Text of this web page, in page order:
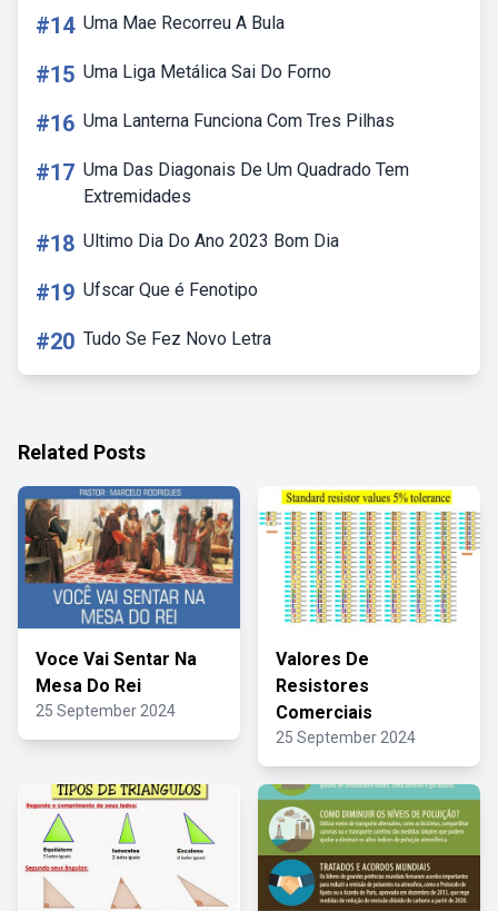
#14 Uma Mae Recorreu A Bula
#15 Uma Liga Metálica Sai Do Forno
#16 Uma Lanterna Funciona Com Tres Pilhas
#17 Uma Das Diagonais De Um Quadrado Tem
Extremidades
#18 Ultimo Dia Do Ano 2023 Bom Dia
#19 Ufscar Que é Fenotipo
#20 Tudo Se Fez Novo Letra
Related Posts
Voce Vai Sentar Na
Mesa Do Rei
25 September 2024
Valores De
Resistores
Comerciais
25 September 2024